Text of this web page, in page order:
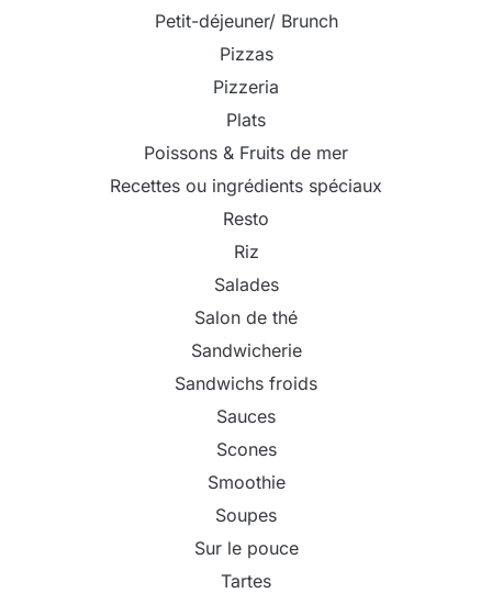
Petit-déjeuner/ Brunch
Pizzas
Pizzeria
Plats
Poissons & Fruits de mer
Recettes ou ingrédients spéciaux
Resto
Riz
Salades
Salon de thé
Sandwicherie
Sandwichs froids
Sauces
Scones
Smoothie
Soupes
Sur le pouce
Tartes